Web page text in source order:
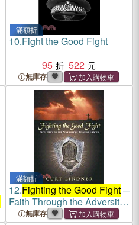
滿額折
10.Fight the Good Fight
95
522
無庫存
滿額折
12.Fighting the Good Fight─
Faith Through the Adversity
of Terminal Cancer
無庫存